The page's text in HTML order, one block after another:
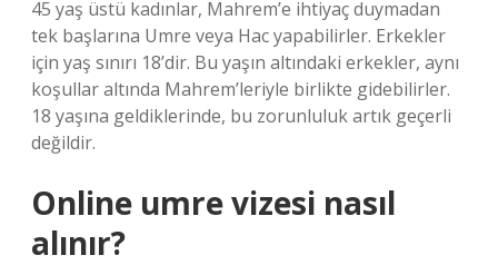
45 yaş üstü kadınlar, Mahrem’e ihtiyaç duymadan
tek başlarına Umre veya Hac yapabilirler. Erkekler
için yaş sınırı 18’dir. Bu yaşın altındaki erkekler, aynı
koşullar altında Mahrem’leriyle birlikte gidebilirler.
18 yaşına geldiklerinde, bu zorunluluk artık geçerli
değildir.
Online umre vizesi nasıl
alınır?